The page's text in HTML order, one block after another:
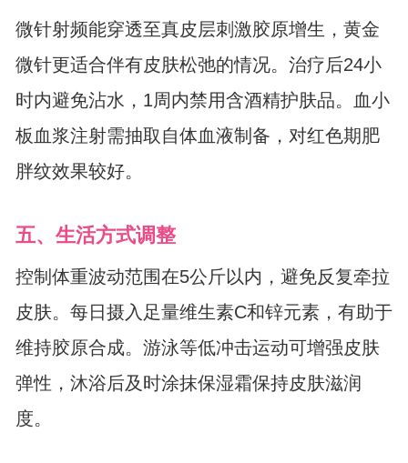
微针射频能穿透至真皮层刺激胶原增生，黄金
微针更适合伴有皮肤松弛的情况。治疗后24小
时内避免沾水，1周内禁用含酒精护肤品。血小
板血浆注射需抽取自体血液制备，对红色期肥
胖纹效果较好。
五、生活方式调整
控制体重波动范围在5公斤以内，避免反复牵拉
皮肤。每日摄入足量维生素C和锌元素，有助于
维持胶原合成。游泳等低冲击运动可增强皮肤
弹性，沐浴后及时涂抹保湿霜保持皮肤滋润
度。